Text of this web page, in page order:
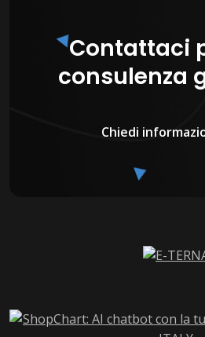
Contattaci
consulenza
Chiedi